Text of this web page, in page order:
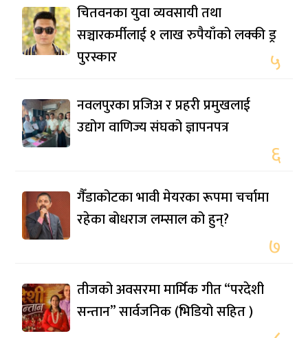
चितवनका युवा व्यवसायी तथा
सञ्चारकर्मीलाई १ लाख रुपैयाँको लक्की ड्र
पुरस्कार
५
नवलपुरका प्रजिअ र प्रहरी प्रमुखलाई
उद्योग वाणिज्य संघको ज्ञापनपत्र
६
गैँडाकोटका भावी मेयरका रूपमा चर्चामा
रहेका बोधराज लम्साल को हुन्?
७
तीजको अवसरमा मार्मिक गीत “परदेशी
सन्तान” सार्वजनिक (भिडियो सहित )